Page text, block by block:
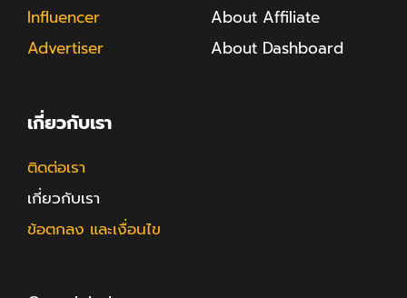
Influencer
Advertiser
About Affiliate
About Dashboard
เกี่ยวกับเรา
ติดต่อเรา
เกี่ยวกับเรา
ข้อตกลง และเงื่อนไข